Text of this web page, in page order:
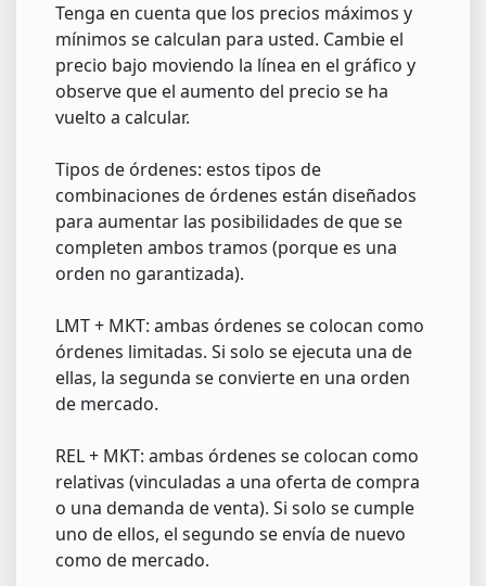
Tenga en cuenta que los precios máximos y
mínimos se calculan para usted. Cambie el
precio bajo moviendo la línea en el gráfico y
observe que el aumento del precio se ha
vuelto a calcular.
Tipos de órdenes: estos tipos de
combinaciones de órdenes están diseñados
para aumentar las posibilidades de que se
completen ambos tramos (porque es una
orden no garantizada).
LMT + MKT: ambas órdenes se colocan como
órdenes limitadas. Si solo se ejecuta una de
ellas, la segunda se convierte en una orden
de mercado.
REL + MKT: ambas órdenes se colocan como
relativas (vinculadas a una oferta de compra
o una demanda de venta). Si solo se cumple
uno de ellos, el segundo se envía de nuevo
como de mercado.